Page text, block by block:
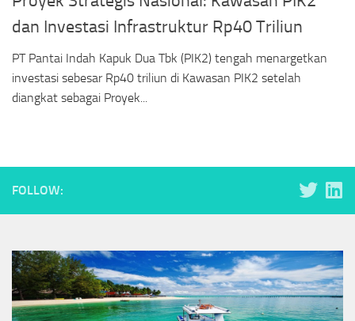
dan Investasi Infrastruktur Rp40 Triliun
PT Pantai Indah Kapuk Dua Tbk (PIK2) tengah menargetkan
investasi sebesar Rp40 triliun di Kawasan PIK2 setelah
diangkat sebagai Proyek...
FOLLOW: